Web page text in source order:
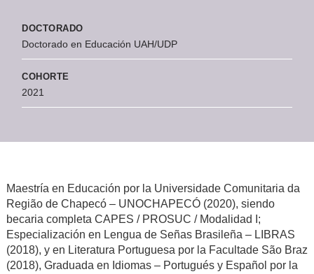
DOCTORADO
Doctorado en Educación UAH/UDP
COHORTE
2021
Maestría en Educación por la Universidade Comunitaria da
Região de Chapecó – UNOCHAPECÓ (2020), siendo
becaria completa CAPES / PROSUC / Modalidad I;
Especialización en Lengua de Señas Brasileña – LIBRAS
(2018), y en Literatura Portuguesa por la Facultade São Braz
(2018), Graduada en Idiomas – Portugués y Español por la